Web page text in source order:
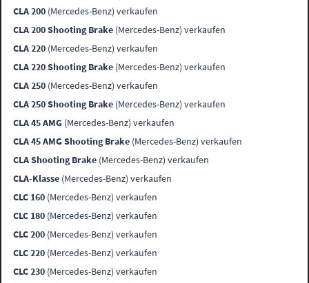
CLA 200 (Mercedes-Benz) verkaufen
CLA 200 Shooting Brake (Mercedes-Benz) verkaufen
CLA 220 (Mercedes-Benz) verkaufen
CLA 220 Shooting Brake (Mercedes-Benz) verkaufen
CLA 250 (Mercedes-Benz) verkaufen
CLA 250 Shooting Brake (Mercedes-Benz) verkaufen
CLA 45 AMG (Mercedes-Benz) verkaufen
CLA 45 AMG Shooting Brake (Mercedes-Benz) verkaufen
CLA Shooting Brake (Mercedes-Benz) verkaufen
CLA-Klasse (Mercedes-Benz) verkaufen
CLC 160 (Mercedes-Benz) verkaufen
CLC 180 (Mercedes-Benz) verkaufen
CLC 200 (Mercedes-Benz) verkaufen
CLC 220 (Mercedes-Benz) verkaufen
CLC 230 (Mercedes-Benz) verkaufen